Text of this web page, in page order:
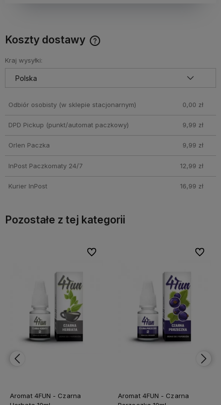
Koszty dostawy
Kraj wysyłki:
Odbiór osobisty(w sklepie stacjonarnym) 0,00 zł
DPD Pickup (punkt/automat paczkowy) 9,99 zł
Orlen Paczka 9,99 zł
InPost Paczkomaty 24/7 12,99 zł
Kurier InPost 16,99 zł
Pozostałe z tej kategorii
Aromat 4FUN - Czarna
Do ulubionych
Do ulubionych
Aromat 4FUN - Czarna
Do
Do